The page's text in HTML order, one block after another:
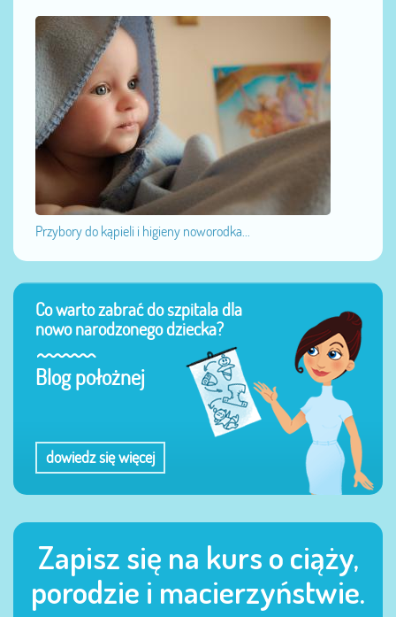
Przybory do kąpieli i higieny noworodka...
Co warto zabrać do szpitala dla
nowo narodzonego dziecka?
Blog położnej
dowiedz się więcej
Zapisz się na kurs o ciąży,
porodzie i macierzyństwie.